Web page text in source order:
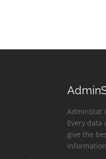
AdminStat
Every data
give the